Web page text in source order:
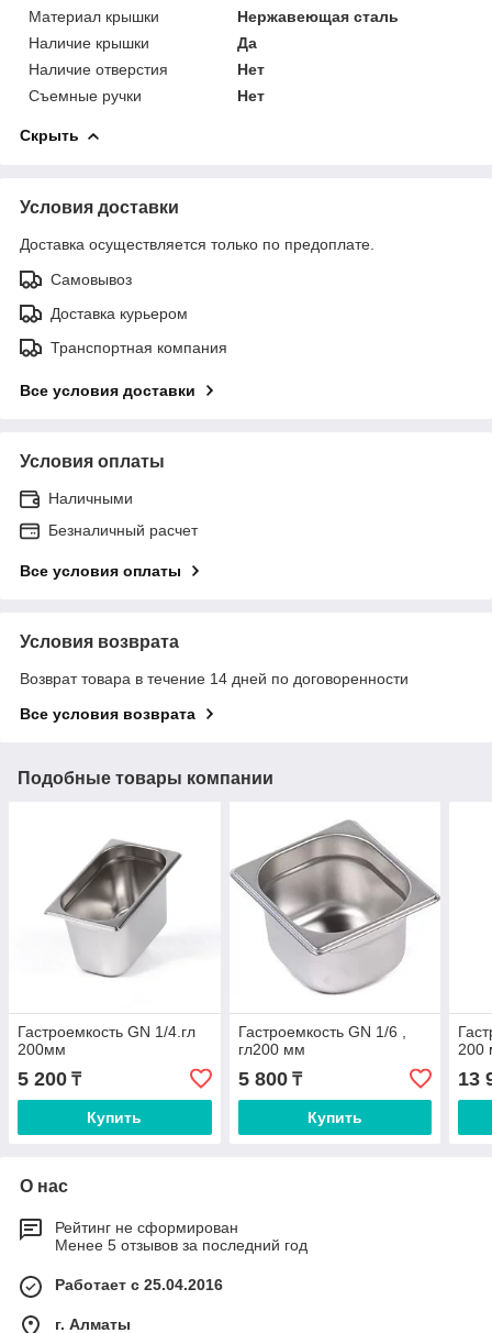
Материал крышки
Нержавеющая сталь
Наличие крышки
Да
Наличие отверстия
Нет
Съемные ручки
Нет
Скрыть
Условия доставки
Доставка осуществляется только по предоплате.
Самовывоз
Доставка курьером
Транспортная компания
Все условия доставки
Условия оплаты
Наличными
Безналичный расчет
Все условия оплаты
Условия возврата
Возврат товара в течение 14 дней по договоренности
Все условия возврата
Подобные товары компании
Гастроемкость GN 1/4.гл
200мм
5 200 ₸
Купить
Гастроемкость GN 1/6 ,
гл200 мм
5 800₸
Купить
200
13
О нас
Рейтинг не сформирован
Менее 5 отзывов за последний год
Работает с 25.04.2016
г. Алматы